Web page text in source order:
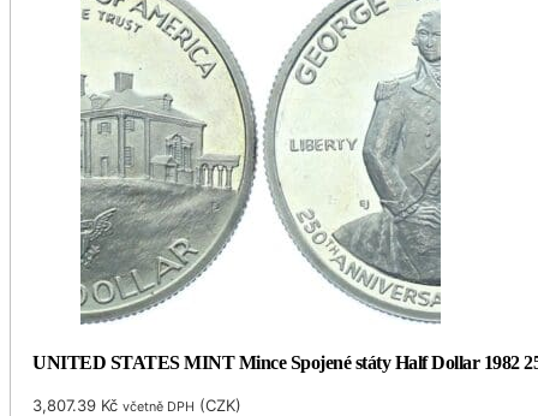
UNITED STATES MINT Mince Spojené státy Half Dollar 1982
3,807.39 Kč včetně DPH (CZK)